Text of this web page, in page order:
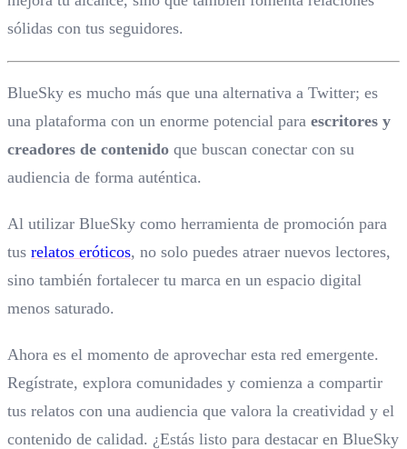
sólidas con tus seguidores.
BlueSky es mucho más que una alternativa a Twitter; es
una plataforma con un enorme potencial para escritores y
creadores de contenido que buscan conectar con su
audiencia de forma auténtica.
Al utilizar BlueSky como herramienta de promoción para
tus relatos eróticos, no solo puedes atraer nuevos lectores,
sino también fortalecer tu marca en un espacio digital
menos saturado.
Ahora es el momento de aprovechar esta red emergente.
Regístrate, explora comunidades y comienza a compartir
tus relatos con una audiencia que valora la creatividad y el
contenido de calidad. ¿Estás listo para destacar en BlueSky